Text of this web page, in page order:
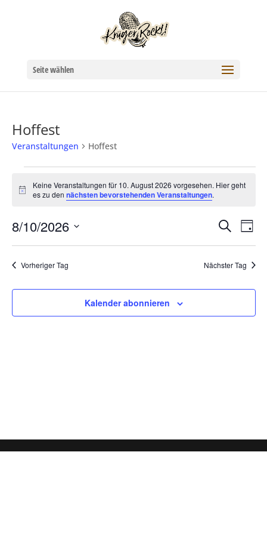
Seite wählen
Hoffest
Veranstaltungen Hoffest
Veranstaltungen
für
10.
August
2026
Hinweis
Keine Veranstaltungen für 10. August 2026 vorgesehen. Hier geht
es zu dennächsten bevorstehenden Veranstaltungen.
Suche
und
SucheTag
8/10/2026
Datum
Vorheriger Tag Nächster Tag
Kalender abonnieren